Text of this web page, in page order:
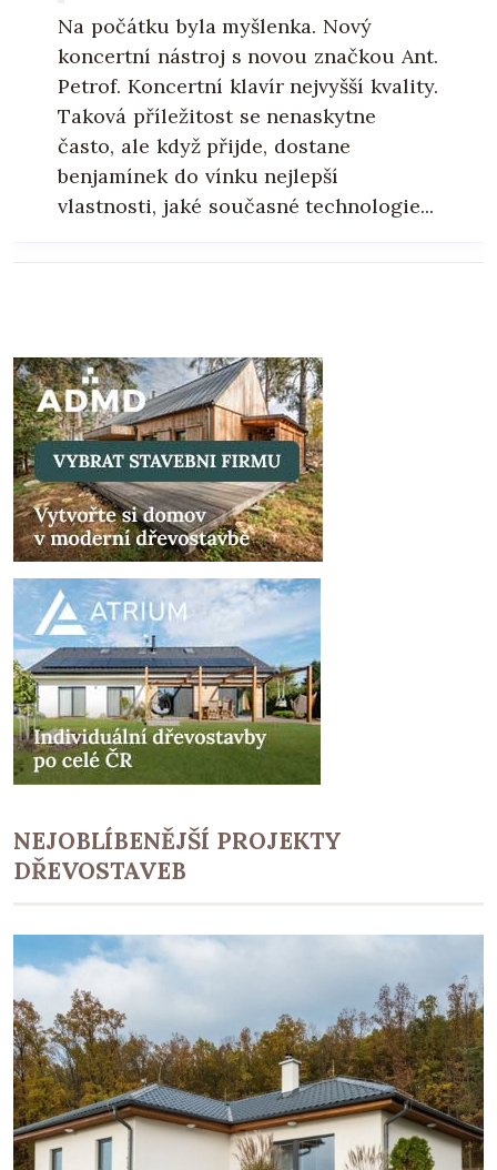
Na počátku byla myšlenka. Nový
koncertní nástroj s novou značkou Ant.
Petrof. Koncertní klavír nejvyšší kvality.
Taková příležitost se nenaskytne
často, ale když přijde, dostane
benjamínek do vínku nejlepší
vlastnosti, jaké současné technologie...
NEJOBLÍBENĚJŠÍ PROJEKTY
DŘEVOSTAVEB